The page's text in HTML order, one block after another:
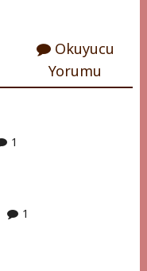
Okuyucu
Yorumu
1
1